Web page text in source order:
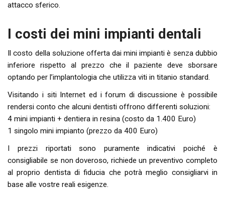
attacco sferico.
I costi dei mini impianti dentali
Il costo della soluzione offerta dai mini impianti è senza dubbio
inferiore rispetto al prezzo che il paziente deve sborsare
optando per l’implantologia che utilizza viti in titanio standard.
Visitando i siti Internet ed i forum di discussione è possibile
rendersi conto che alcuni dentisti offrono differenti soluzioni:
4 mini impianti + dentiera in resina (costo da 1.400 Euro)
1 singolo mini impianto (prezzo da 400 Euro)
I prezzi riportati sono puramente indicativi poiché è
consigliabile se non doveroso, richiede un preventivo completo
al proprio dentista di fiducia che potrà meglio consigliarvi in
base alle vostre reali esigenze.